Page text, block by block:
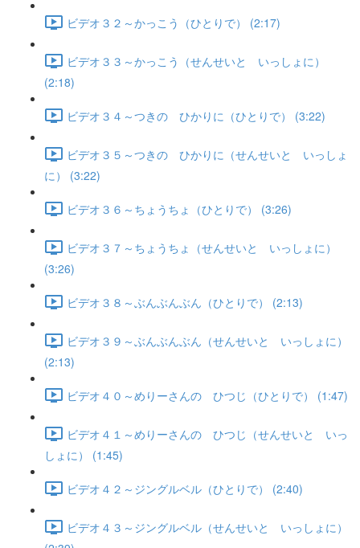
ビデオ３２～かっこう（ひとりで） (2:17)
ビデオ３３～かっこう（せんせいと いっしょに）
(2:18)
ビデオ３４～つきの ひかりに（ひとりで） (3:22)
ビデオ３５～つきの ひかりに（せんせいと いっしょ
に） (3:22)
ビデオ３６～ちょうちょ（ひとりで） (3:26)
ビデオ３７～ちょうちょ（せんせいと いっしょに）
(3:26)
ビデオ３８～ぶんぶんぶん（ひとりで） (2:13)
ビデオ３９～ぶんぶんぶん（せんせいと いっしょに）
(2:13)
ビデオ４０～めりーさんの ひつじ（ひとりで） (1:47)
ビデオ４１～めりーさんの ひつじ（せんせいと いっ
しょに） (1:45)
ビデオ４２～ジングルベル（ひとりで） (2:40)
ビデオ４３～ジングルベル（せんせいと いっしょに）